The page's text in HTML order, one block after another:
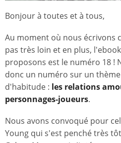
Bonjour à toutes et à tous,
Au moment où nous écrivons
pas très loin et en plus,
proposons est le numéro 18 !
donc un numéro sur un
d'habitude : les relations
personnages-joueurs.
Nous avons convoqué pour
Young qui s'est penché très